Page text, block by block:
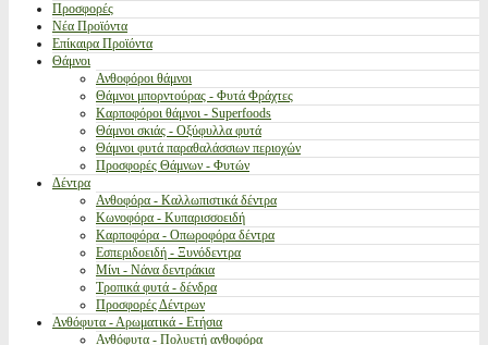
Προσφορές
Νέα Προϊόντα
Επίκαιρα Προϊόντα
Θάμνοι
Ανθοφόροι θάμνοι
Θάμνοι μπορντούρας - Φυτά Φράχτες
Καρποφόροι θάμνοι - Superfoods
Θάμνοι σκιάς - Οξύφυλλα φυτά
Θάμνοι φυτά παραθαλάσσιων περιοχών
Προσφορές Θάμνων - Φυτών
Δέντρα
Ανθοφόρα - Καλλωπιστικά δέντρα
Κωνοφόρα - Κυπαρισσοειδή
Καρποφόρα - Οπωροφόρα δέντρα
Εσπεριδοειδή - Ξυνόδεντρα
Μίνι - Νάνα δεντράκια
Τροπικά φυτά - δένδρα
Προσφορές Δέντρων
Ανθόφυτα - Αρωματικά - Ετήσια
Ανθόφυτα - Πολυετή ανθοφόρα